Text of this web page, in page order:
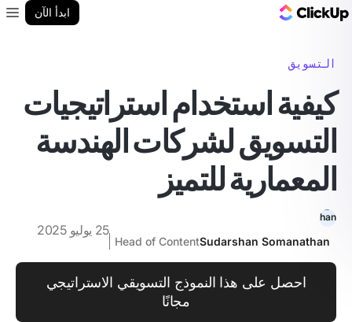
ابدأ الآن
التسويق
كيفية استخدام استراتيجيات
التسويق لشركات الهندسة
المعمارية للتميز
Sudarshan Somanathan
Head of Content
25 يوليو 2025
احصل على هذا النموذج التسويقي الاستراتيجي
مجانًا